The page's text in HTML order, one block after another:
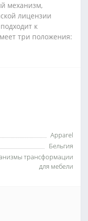
механизм,
лицензии
к
три положения:
Apparel
Бельгия
трансформации
для мебели